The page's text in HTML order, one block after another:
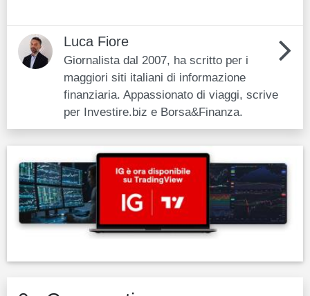
Luca Fiore
Giornalista dal 2007, ha scritto per i
maggiori siti italiani di informazione
finanziaria. Appassionato di viaggi, scrive
per Investire.biz e Borsa&Finanza.